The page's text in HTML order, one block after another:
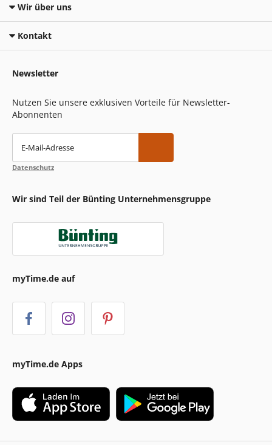
Wir über uns
Kontakt
Newsletter
Nutzen Sie unsere exklusiven Vorteile für Newsletter-
Abonnenten
E-Mail-Adresse
Datenschutz
Wir sind Teil der Bünting Unternehmensgruppe
myTime.de auf
myTime.de Apps